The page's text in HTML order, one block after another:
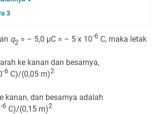
3
q2 = – 5,0 μC = – 5 x 10-6 C, maka letak
ke kanan dan besarnya,
-6 C)/(0,05 m)2
kanan, dan besarnya adalah
-6 C)/(0,15 m)2